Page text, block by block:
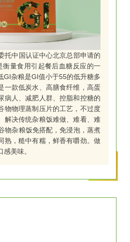
托中国认证中心北京总部申请的
衡量食用引起餐后血糖反应的一
GI杂粮是GI值小于55的低升糖多
一款低炭水、高膳食纤维，高蛋
病人、减肥人群、控脂和控糖的
物物理蒸制压片的工艺，不过度
解决传统杂粮饭难做、难看、难
物杂粮饭免搭配，免浸泡，蒸煮
熟，糙中有糯，鲜香有嚼劲。做
美味。